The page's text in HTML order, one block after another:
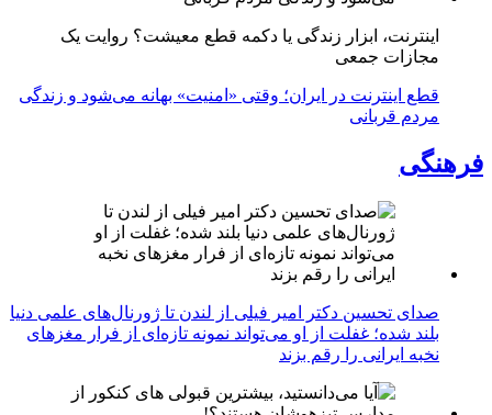
اینترنت، ابزار زندگی یا دکمه قطع معیشت؟ روایت یک
مجازات جمعی
قطع اینترنت در ایران؛ وقتی «امنیت» بهانه می‌شود و زندگی
مردم قربانی
فرهنگی
صدای تحسین دکتر امیر فیلی از لندن تا ژورنال‌های علمی دنیا
بلند شده؛ غفلت از او می‌تواند نمونه تازه‌ای از فرار مغزهای
نخبه ایرانی را رقم بزند